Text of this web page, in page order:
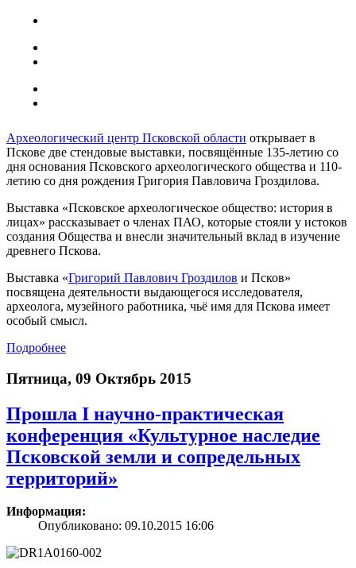
Археологический центр Псковской области открывает в
Пскове две стендовые выставки, посвящённые 135-летию со
дня основания Псковского археологического общества и 110-
летию со дня рождения Григория Павловича Гроздилова.
Выставка «Псковское археологическое общество: история в
лицах» рассказывает о членах ПАО, которые стояли у истоков
создания Общества и внесли значительный вклад в изучение
древнего Пскова.
Выставка «Григорий Павлович Гроздилов и Псков»
посвящена деятельности выдающегося исследователя,
археолога, музейного работника, чьё имя для Пскова имеет
особый смысл.
Подробнее
Пятница, 09 Октябрь 2015
Прошла I научно-практическая
конференция «Культурное наследие
Псковской земли и сопредельных
территорий»
Информация:
Опубликовано: 09.10.2015 16:06